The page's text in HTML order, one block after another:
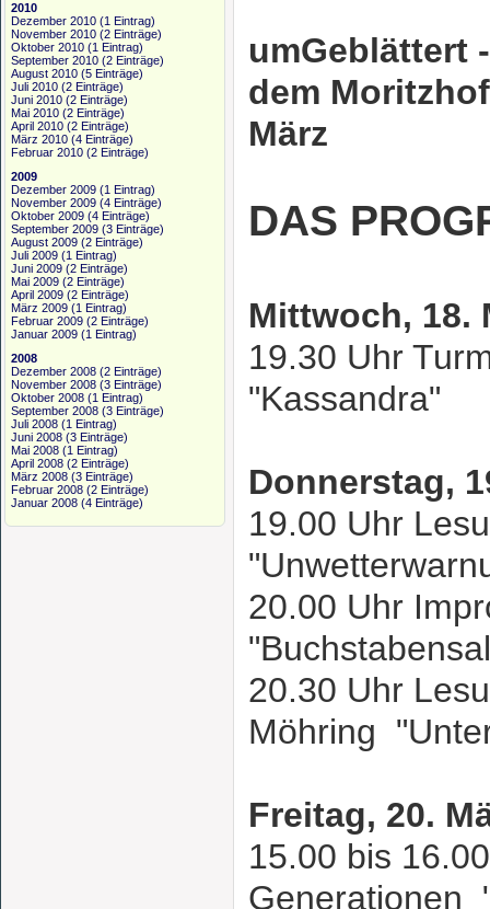
2010
Dezember 2010 (1 Eintrag)
November 2010 (2 Einträge)
Oktober 2010 (1 Eintrag)
September 2010 (2 Einträge)
August 2010 (5 Einträge)
Juli 2010 (2 Einträge)
Juni 2010 (2 Einträge)
Mai 2010 (2 Einträge)
April 2010 (2 Einträge)
März 2010 (4 Einträge)
Februar 2010 (2 Einträge)
2009
Dezember 2009 (1 Eintrag)
November 2009 (4 Einträge)
Oktober 2009 (4 Einträge)
September 2009 (3 Einträge)
August 2009 (2 Einträge)
Juli 2009 (1 Eintrag)
Juni 2009 (2 Einträge)
Mai 2009 (2 Einträge)
April 2009 (2 Einträge)
März 2009 (1 Eintrag)
Februar 2009 (2 Einträge)
Januar 2009 (1 Eintrag)
2008
Dezember 2008 (2 Einträge)
November 2008 (3 Einträge)
Oktober 2008 (1 Eintrag)
September 2008 (3 Einträge)
Juli 2008 (1 Eintrag)
Juni 2008 (3 Einträge)
Mai 2008 (1 Eintrag)
April 2008 (2 Einträge)
März 2008 (3 Einträge)
Februar 2008 (2 Einträge)
Januar 2008 (4 Einträge)
umGeblättert
dem
März
DAS
Mittwoch, 18.
19.30 Uhr
"Kassandra"
Donnerstag,
19.00 Uhr
20.00 Uhr
20.30 Uhr
Möhring
Freitag, 20.
15.00 bis
Generationen